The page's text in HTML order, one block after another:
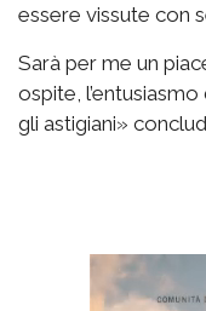
essere vissute con
Sarà per me un
ospite,
gli astigiani»